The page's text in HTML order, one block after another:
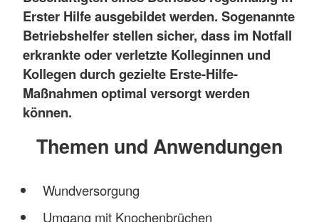
Erster Hilfe ausgebildet werden. Sogenannte
Betriebshelfer stellen sicher, dass im Notfall
erkrankte oder verletzte Kolleginnen und
Kollegen durch gezielte Erste-Hilfe-
Maßnahmen optimal versorgt werden
können.
Themen und Anwendungen
Wundversorgung
Umgang mit Knochenbrüchen